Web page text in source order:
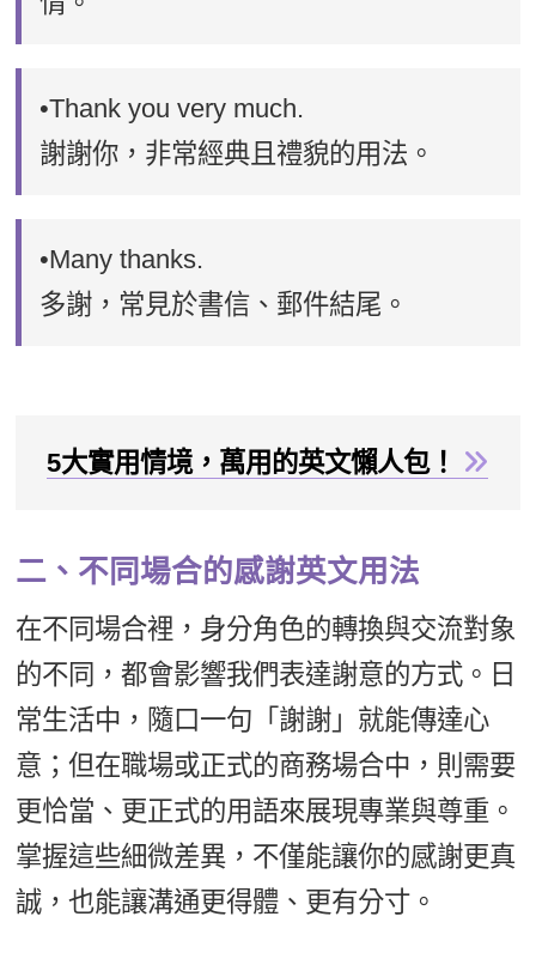
•Thank you very much.
謝謝你，非常經典且禮貌的用法。
•Many thanks.
多謝，常見於書信、郵件結尾。
5大實用情境，萬用的英文懶人包！
二、不同場合的感謝英文用法
在不同場合裡，身分角色的轉換與交流對象
的不同，都會影響我們表達謝意的方式。日
常生活中，隨口一句「謝謝」就能傳達心
意；但在職場或正式的商務場合中，則需要
更恰當、更正式的用語來展現專業與尊重。
掌握這些細微差異，不僅能讓你的感謝更真
誠，也能讓溝通更得體、更有分寸。